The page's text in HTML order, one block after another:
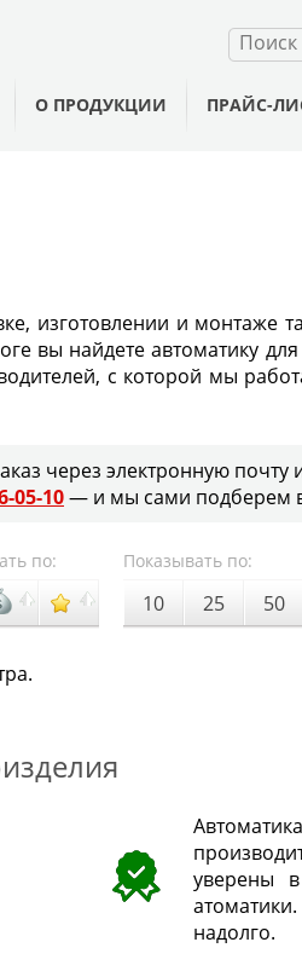
О ПРОДУКЦИИ ПРАЙС-
изготовлении и монтаже
вы найдете автоматику
с которой мы
через электронную почту
05-10— и мы сами подберем
по: Показывать по:
10 25 50
уверены в
надолго.